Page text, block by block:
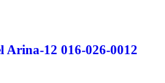
12 016-026-0012